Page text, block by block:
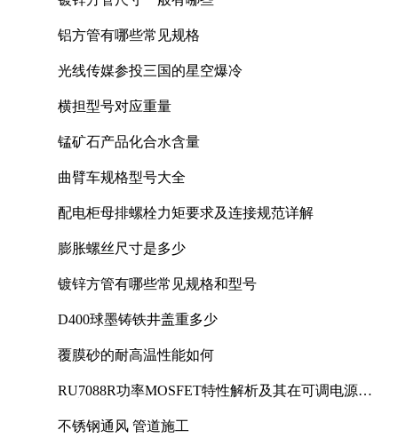
铝方管有哪些常见规格
光线传媒参投三国的星空爆冷
横担型号对应重量
锰矿石产品化合水含量
曲臂车规格型号大全
配电柜母排螺栓力矩要求及连接规范详解
膨胀螺丝尺寸是多少
镀锌方管有哪些常见规格和型号
D400球墨铸铁井盖重多少
覆膜砂的耐高温性能如何
RU7088R功率MOSFET特性解析及其在可调电源设
不锈钢通风 管道施工